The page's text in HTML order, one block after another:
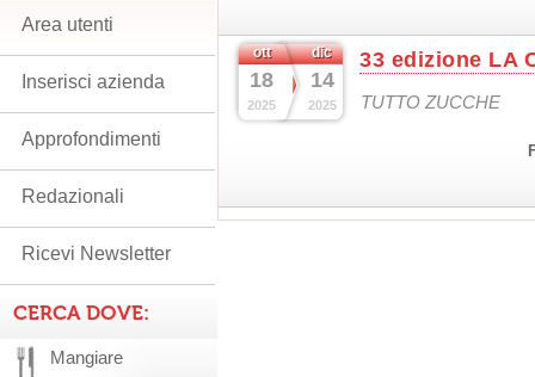
ott
18
2025
dic
14
2025
33 edizione LA
TUTTO ZUCCHE
Area utenti
Inserisci azienda
Approfondimenti
Redazionali
Ricevi Newsletter
CERCA DOVE:
Mangiare